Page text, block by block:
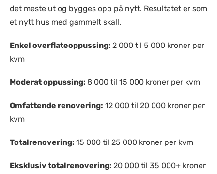
det meste ut og bygges opp på nytt. Resultatet er som
et nytt hus med gammelt skall.
Enkel overflateoppussing: 2 000 til 5 000 kroner per
kvm
Moderat oppussing: 8 000 til 15 000 kroner per kvm
Omfattende renovering: 12 000 til 20 000 kroner per
kvm
Totalrenovering: 15 000 til 25 000 kroner per kvm
Eksklusiv totalrenovering: 20 000 til 35 000+ kroner